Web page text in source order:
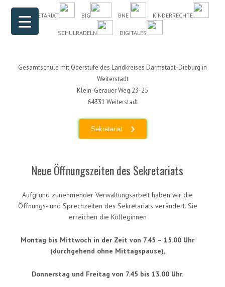
DAS SEKRETARIAT
BIG BNE KINDERRECHTE
SCHULRADELN DIGITALES
Gesamtschule mit Oberstufe des Landkreises Darmstadt-Dieburg in
Weiterstadt
Klein-Gerauer Weg 23-25
64331 Weiterstadt
Sekretariat
Neue Öffnungszeiten des Sekretariats
Aufgrund zunehmender Verwaltungsarbeit haben wir die
Öffnungs- und Sprechzeiten des Sekretariats verändert. Sie
erreichen die Kolleginnen
Montag bis Mittwoch in der Zeit von 7.45 – 15.00 Uhr
(durchgehend ohne Mittagspause),
Donnerstag und Freitag von 7.45 bis 13.00 Uhr.